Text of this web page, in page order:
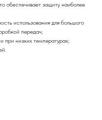
обеспечивает защиту наиболее
использования для большого
передач;
при низких температурах;